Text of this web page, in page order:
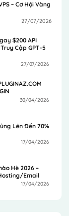
– Cơ Hội Vàng
27/07/2026
$200 API
Cập GPT-5
27/07/2026
30/04/2026
Lên Đến 70%
17/04/2026
Hè 2026 –
Email
17/04/2026